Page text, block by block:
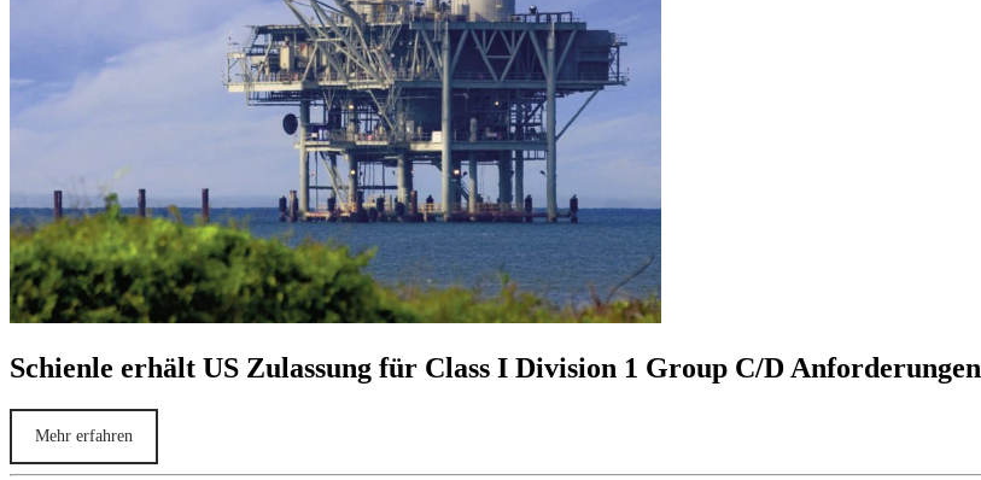
Schienle erhält US Zulassung für Class I Division 1 Group C/D Anforderungen
Mehr erfahren